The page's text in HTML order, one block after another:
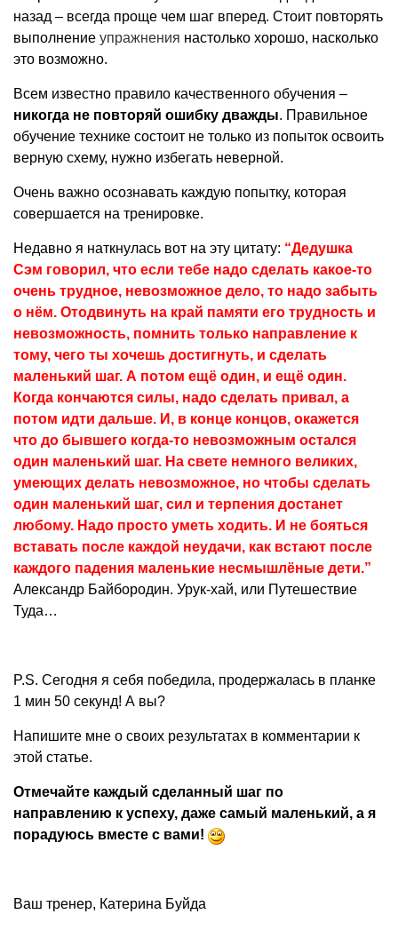
назад – всегда проще чем шаг вперед. Стоит повторять
выполнение упражнения настолько хорошо, насколько
это возможно.
Всем известно правило качественного обучения –
никогда не повторяй ошибку дважды. Правильное
обучение технике состоит не только из попыток освоить
верную схему, нужно избегать неверной.
Очень важно осознавать каждую попытку, которая
совершается на тренировке.
Недавно я наткнулась вот на эту цитату: “Дедушка
Сэм говорил, что если тебе надо сделать какое-то
очень трудное, невозможное дело, то надо забыть
о нём. Отодвинуть на край памяти его трудность и
невозможность, помнить только направление к
тому, чего ты хочешь достигнуть, и сделать
маленький шаг. А потом ещё один, и ещё один.
Когда кончаются силы, надо сделать привал, а
потом идти дальше. И, в конце концов, окажется
что до бывшего когда-то невозможным остался
один маленький шаг. На свете немного великих,
умеющих делать невозможное, но чтобы сделать
один маленький шаг, сил и терпения достанет
любому. Надо просто уметь ходить. И не бояться
вставать после каждой неудачи, как встают после
каждого падения маленькие несмышлёные дети.”
Александр Байбородин. Урук-хай, или Путешествие
Туда…
P.S. Сегодня я себя победила, продержалась в планке
1 мин 50 секунд! А вы?
Напишите мне о своих результатах в комментарии к
этой статье.
Отмечайте каждый сделанный шаг по
направлению к успеху, даже самый маленький, а я
порадуюсь вместе с вами!
Ваш тренер, Катерина Буйда